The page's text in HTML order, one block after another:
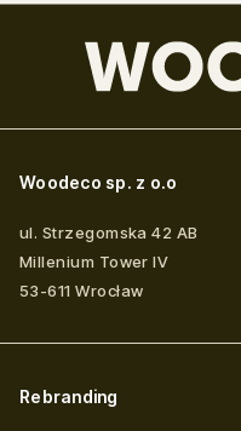
Woodeco sp. z o.o
ul. Strzegomska 42 AB
Millenium Tower IV
53-611 Wrocław
Rebranding